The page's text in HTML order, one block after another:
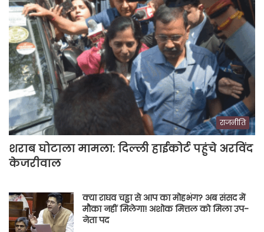
राजनीति
शराब घोटाला मामला: दिल्ली हाईकोर्ट पहुंचे अरविंद
केजरीवाल
क्या राघव चड्ढा से आप का मोहभंग? अब संसद में
मौका नहीं मिलेगा! अशोक मित्तल को मिला उप-
नेता पद